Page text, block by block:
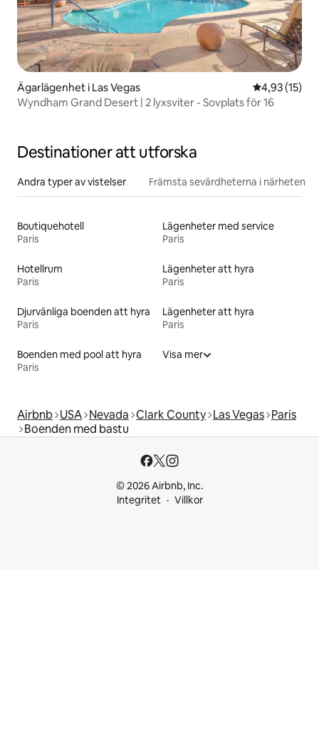
Ägarlägenhet i Las Vegas 4,93 av 5 i
4,93 (15)
Wyndham Grand Desert | 2 lyxsviter - Sovplats för 16
Destinationer att utforska
Andra typer av vistelser Främsta sevärdheterna i närheten
Boutiquehotell
Paris
Lägenheter med service
Paris
Hotellrum
Paris
Lägenheter att hyra
Paris
Djurvänliga boenden att hyra
Paris
Lägenheter att hyra
Paris
Boenden med pool att hyra
Paris
Visa mer
Airbnb USA Nevada Clark County Las Vegas Paris
Boenden med bastu
© 2026 Airbnb, Inc.
Integritet
Villkor